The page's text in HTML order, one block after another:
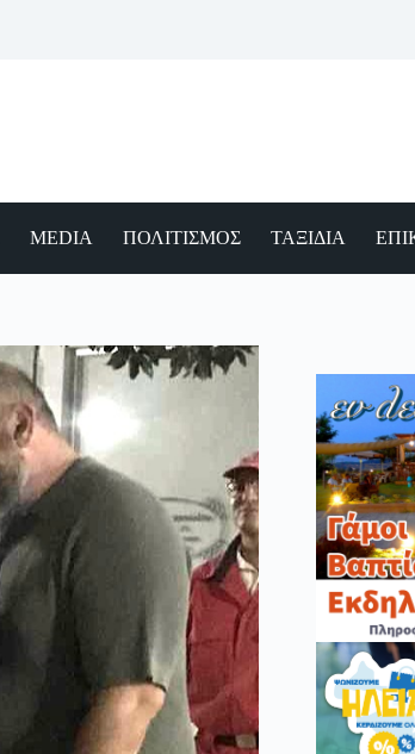
MEDIA ΠΟΛΙΤΙΣΜΟΣ ΤΑΞΙΔΙΑ